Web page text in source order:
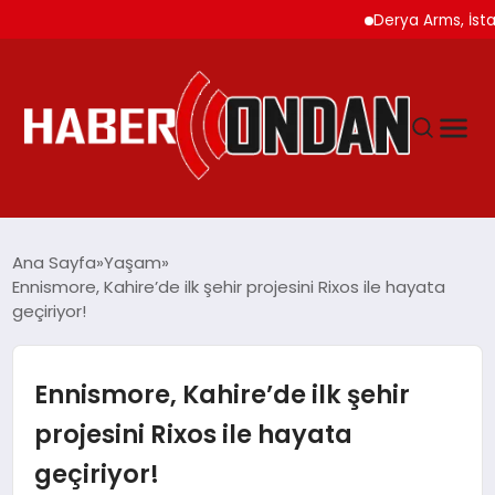
Derya Arms,
SIYASET
DÜNYA
EKONOMI
Ana Sayfa Yaşam
Ennismore, Kahire’de ilk şehir projesini Rixos ile hayata
geçiriyor!
Ennismore, Kahire’de ilk şehir
projesini Rixos ile hayata
geçiriyor!